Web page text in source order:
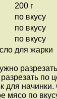
200 г
по вкусу
по вкусу
по вкусу
для жарки
по
для
мясо по